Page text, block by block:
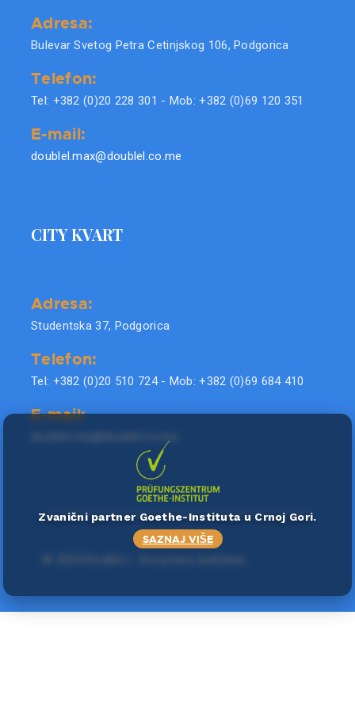
Adresa:
Bulevar Svetog Petra Cetinjskog 106, Podgorica
Telefon:
Tel: +382 (0)20 228 301 - Mob: +382 (0)69 120 351
E-mail:
doublel.max@doublel.co.me
CITY KVART
Adresa:
Studentska 37, Podgorica
Telefon:
Tel: +382 (0)20 510 724 - Mob: +382 (0)69 684 410
E-mail:
Zvanični partner Goethe-Instituta u Crnoj Gori.
SAZNAJ VIŠE